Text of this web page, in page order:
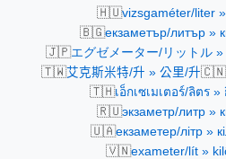
🇭🇺vizsgaméter/liter
🇧🇬екзаметър/литър »
🇯🇵エグゼメーター/リットル
🇹🇼艾克斯米特/升 » 公里/升🇨🇳
🇹🇭เอ็กเซเมเตอร์/ลิตร
🇷🇺экзаметр/литр »
🇺🇦екзаметер/літр »
🇻🇳exameter/lít »